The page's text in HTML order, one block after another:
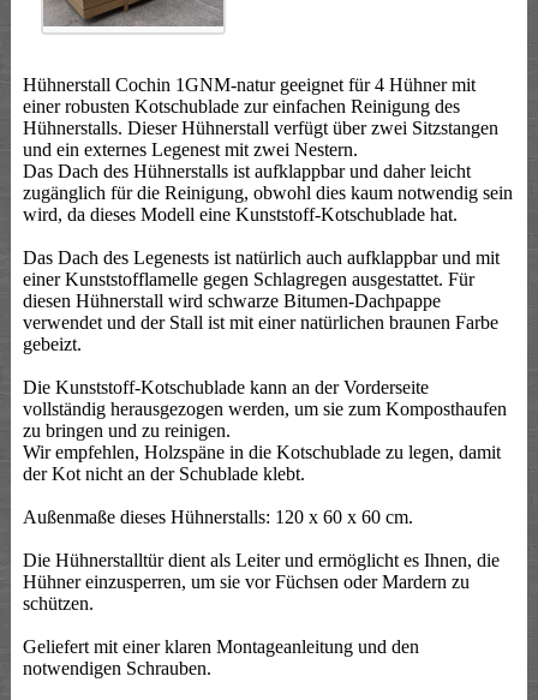
Hühnerstall Cochin 1GNM-natur geeignet für 4 Hühner mit
einer robusten Kotschublade zur einfachen Reinigung des
Hühnerstalls. Dieser Hühnerstall verfügt über zwei Sitzstangen
und ein externes Legenest mit zwei Nestern.
Das Dach des Hühnerstalls ist aufklappbar und daher leicht
zugänglich für die Reinigung, obwohl dies kaum notwendig sein
wird, da dieses Modell eine Kunststoff-Kotschublade hat.
Das Dach des Legenests ist natürlich auch aufklappbar und mit
einer Kunststofflamelle gegen Schlagregen ausgestattet. Für
diesen Hühnerstall wird schwarze Bitumen-Dachpappe
verwendet und der Stall ist mit einer natürlichen braunen Farbe
gebeizt.
Die Kunststoff-Kotschublade kann an der Vorderseite
vollständig herausgezogen werden, um sie zum Komposthaufen
zu bringen und zu reinigen.
Wir empfehlen, Holzspäne in die Kotschublade zu legen, damit
der Kot nicht an der Schublade klebt.
Außenmaße dieses Hühnerstalls: 120 x 60 x 60 cm.
Die Hühnerstalltür dient als Leiter und ermöglicht es Ihnen, die
Hühner einzusperren, um sie vor Füchsen oder Mardern zu
schützen.
Geliefert mit einer klaren Montageanleitung und den
notwendigen Schrauben.